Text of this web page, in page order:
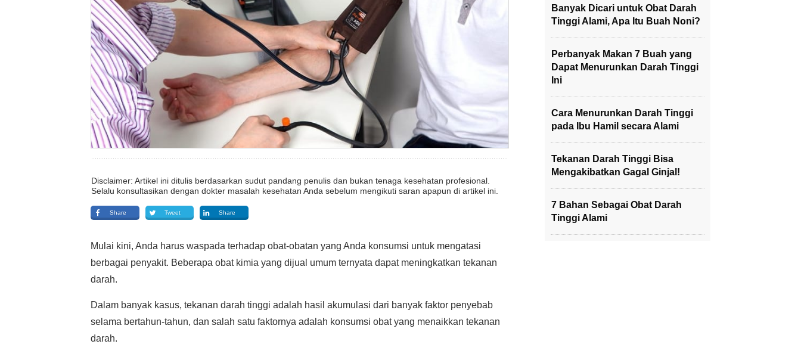
Disclaimer: Artikel ini ditulis berdasarkan sudut pandang penulis dan bukan tenaga kesehatan profesional.
Selalu konsultasikan dengan dokter masalah kesehatan Anda sebelum mengikuti saran apapun di artikel ini.
Share Tweet Share
Mulai kini, Anda harus waspada terhadap obat-obatan yang Anda konsumsi untuk mengatasi
berbagai penyakit. Beberapa obat kimia yang dijual umum ternyata dapat meningkatkan tekanan
darah.
Dalam banyak kasus, tekanan darah tinggi adalah hasil akumulasi dari banyak faktor penyebab
selama bertahun-tahun, dan salah satu faktornya adalah konsumsi obat yang menaikkan tekanan
darah.
Banyak Dicari untuk Obat Darah
Tinggi Alami, Apa Itu Buah Noni?
Perbanyak Makan 7 Buah yang
Dapat Menurunkan Darah Tinggi
Ini
Cara Menurunkan Darah Tinggi
pada Ibu Hamil secara Alami
Tekanan Darah Tinggi Bisa
Mengakibatkan Gagal Ginjal!
7 Bahan Sebagai Obat Darah
Tinggi Alami